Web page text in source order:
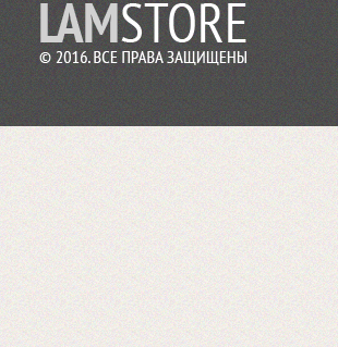
2018-01-24